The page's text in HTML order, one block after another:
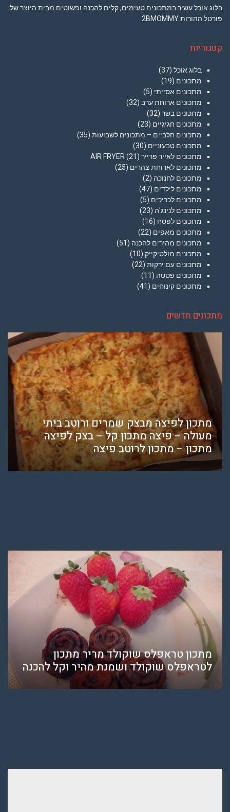
בלוג אוכל עשיר במתכונים טעימים, קלים להכנה ופשוטים מבית היוצר של
פורטל ההורות 2BMOMMY
קטגוריות
בלוג אוכל (37)
מתכונים (19)
מתכונים אסייתי (5)
מתכונים ארוחת ערב (32)
מתכונים בשר (32)
מתכונים חגיגיים (23)
מתכונים חלביים – מתכונים לשבועות (35)
מתכונים טבעוניים (30)
מתכונים לאייר פרייר AIR FRYER (21)
מתכונים לארוחת צהרים (25)
מתכונים לחנוכה (2)
מתכונים לילדים (47)
מתכונים לכריכים (5)
מתכונים לנינג'ה (23)
מתכונים לפסח (16)
מתכונים מאפים (22)
מתכונים מהירים להכנה (51)
מתכונים מולטיקייק (10)
מתכונים עם ירקות (22)
מתכונים פסטה (11)
מתכונים קינוחים (41)
מתכונים חדשים
מתכון לפיצה מבצק שמרים ורוטב ביתי
מעולה – פיצה מתכון קל – בצק לפיצה
מתכון – מתכון לרוטב פיצה
מתכון טראפלס שוקולד מריר מתכון
לטראפלס שוקולד ושמנת מהיר וקל להכנה